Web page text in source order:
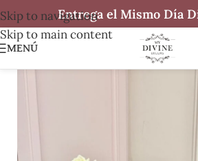
Skip to navigation
Skip to main content
Entrega el Mismo Día
MENÚ